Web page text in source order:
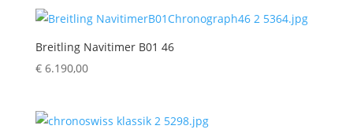
Breitling Navitimer B01 46
€6.190,00